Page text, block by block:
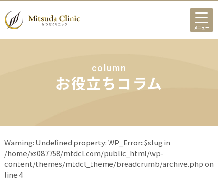
メニュー
column
お役立ちコラム
Warning: Undefined property: WP_Error::$slug in
/home/xs087758/mtdcl.com/public_html/wp-
content/themes/mtdcl_theme/breadcrumb/archive.phpon
line4